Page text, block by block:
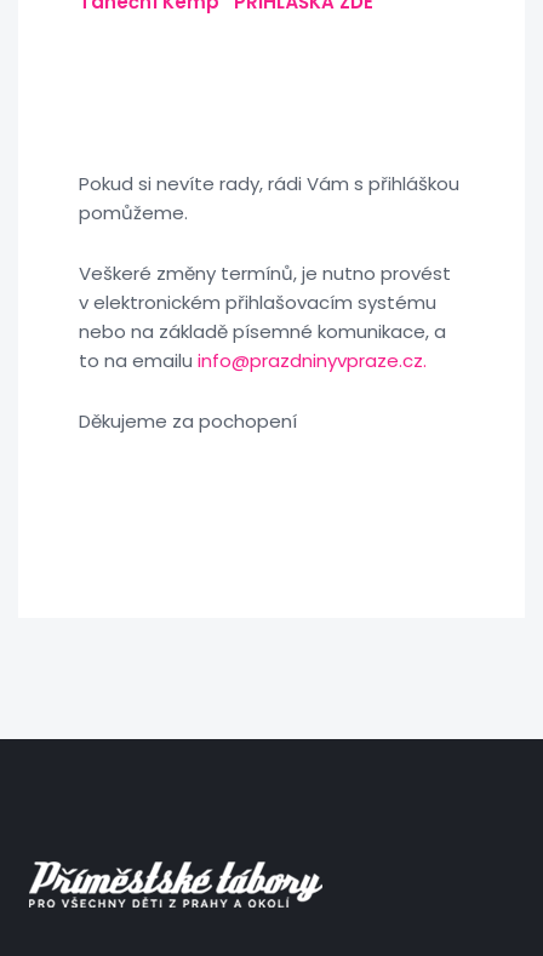
Pokud si nevíte rady, rádi Vám s přihláškou
pomůžeme.
Veškeré změny termínů, je nutno provést
v elektronickém přihlašovacím systému
nebo na základě písemné komunikace, a
to na emailu info@prazdninyvpraze.cz.
Děkujeme za pochopení